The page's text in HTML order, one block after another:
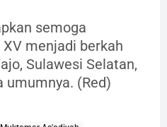
semoga
XV menjadi berkah
Sulawesi Selatan,
umumnya. (Red)